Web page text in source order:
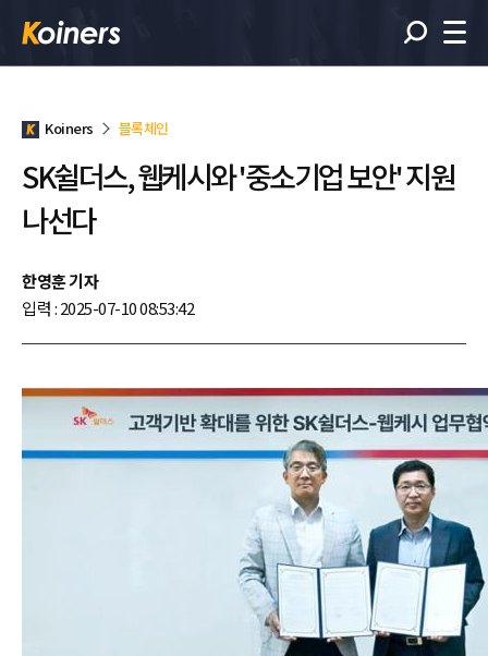
Koiners 블록체인
SK쉴더스, 웹케시와 '중소기업 보안' 지원
나선다
한영훈 기자
입력 : 2025-07-10 08:53:42